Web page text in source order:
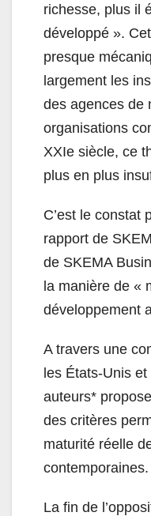
richesse, plus il
développé ».
presque
largement les
des agences de
organisations
XXIe siècle, ce
plus en plus
C’est le constat
rapport de
de SKEMA
la manière de «
développement
A travers une
les États-Unis
auteurs*
des critères
maturité réelle
contemporaines.
La fin de